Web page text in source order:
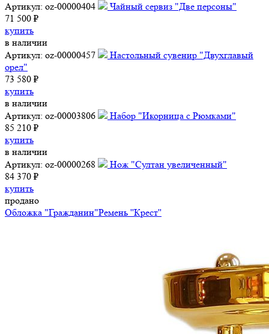
Артикул: oz-00000404
Чайный сервиз "Две персоны"
71 500 ₽
купить
в наличии
Артикул: oz-00000457
Настольный сувенир "Двухглавый
орел"
73 580 ₽
купить
в наличии
Артикул: oz-00003806
Набор "Икорница с Рюмками"
85 210 ₽
купить
в наличии
Артикул: oz-00000268
Нож "Султан увеличенный"
84 370 ₽
купить
продано
Обложка "Гражданин"Ремень ''Крест''